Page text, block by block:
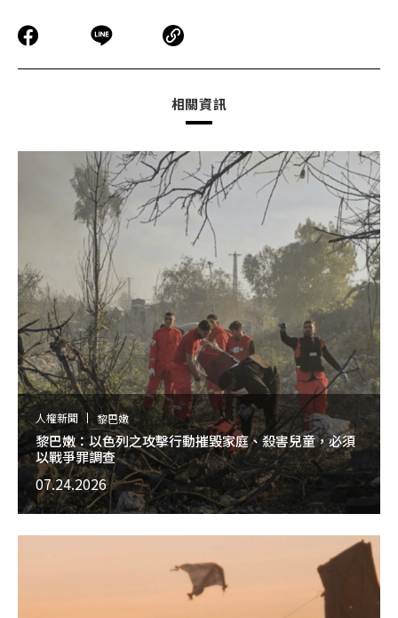
相關資訊
人權新聞 黎巴嫩
黎巴嫩：以色列之攻擊行動摧毀家庭、殺害兒童，必須
以戰爭罪調查
07.24.2026